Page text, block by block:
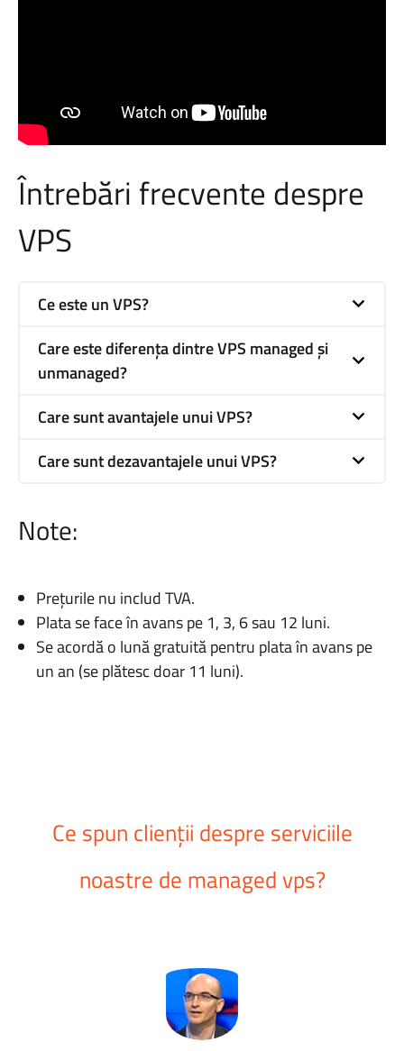
Întrebări frecvente despre
VPS
Ce este un VPS?
Care este diferența dintre VPS managed și
unmanaged?
Care sunt avantajele unui VPS?
Care sunt dezavantajele unui VPS?
Note:
Prețurile nu includ TVA.
Plata se face în avans pe 1, 3, 6 sau 12 luni.
Se acordă o lună gratuită pentru plata în avans pe
un an (se plătesc doar 11 luni).
Ce spun clienții despre serviciile
noastre de managed vps?